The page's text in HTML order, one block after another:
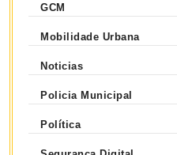
GCM
Mobilidade Urbana
Noticias
Policia Municipal
Política